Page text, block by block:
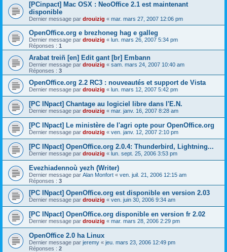
[PCinpact] Mac OSX : NeoOffice 2.1 est maintenant
disponible
Dernier message par drouizig « mar. mars 27, 2007 12:06 pm
OpenOffice.org e brezhoneg hag e galleg
Dernier message par drouizig « lun. mars 26, 2007 5:34 pm
Réponses : 1
Arabat treiñ [en] Edit gant [br] Embann
Dernier message par drouizig « sam. mars 24, 2007 10:40 am
Réponses : 3
OpenOffice.org 2.2 RC3 : nouveautés et support de Vista
Dernier message par drouizig « lun. mars 12, 2007 5:42 pm
[PC INpact] Chantage au logiciel libre dans l'E.N.
Dernier message par drouizig « mar. janv. 16, 2007 8:28 am
[PC INpact] Le ministère de l'agri opte pour OpenOffice.org
Dernier message par drouizig « ven. janv. 12, 2007 2:10 pm
[PC INpact] OpenOffice.org 2.0.4: Thunderbird, Lightning...
Dernier message par drouizig « lun. sept. 25, 2006 3:53 pm
Evezhiadennoù yezh (Writer)
Dernier message par Alan Monfort « ven. juil. 21, 2006 12:15 am
Réponses : 3
[PC INpact] OpenOffice.org est disponible en version 2.03
Dernier message par drouizig « ven. juin 30, 2006 9:34 am
[PC INpact] OpenOffice.org disponible en version fr 2.02
Dernier message par drouizig « mar. mars 28, 2006 2:29 pm
OpenOffice 2.0 ha Linux
Dernier message par jeremy « jeu. mars 23, 2006 12:49 pm
Réponses : 2